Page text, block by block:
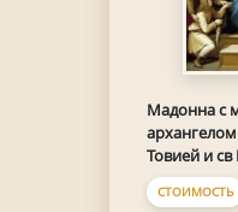
Мадонна с
Товией и
СТОИМОСТЬ